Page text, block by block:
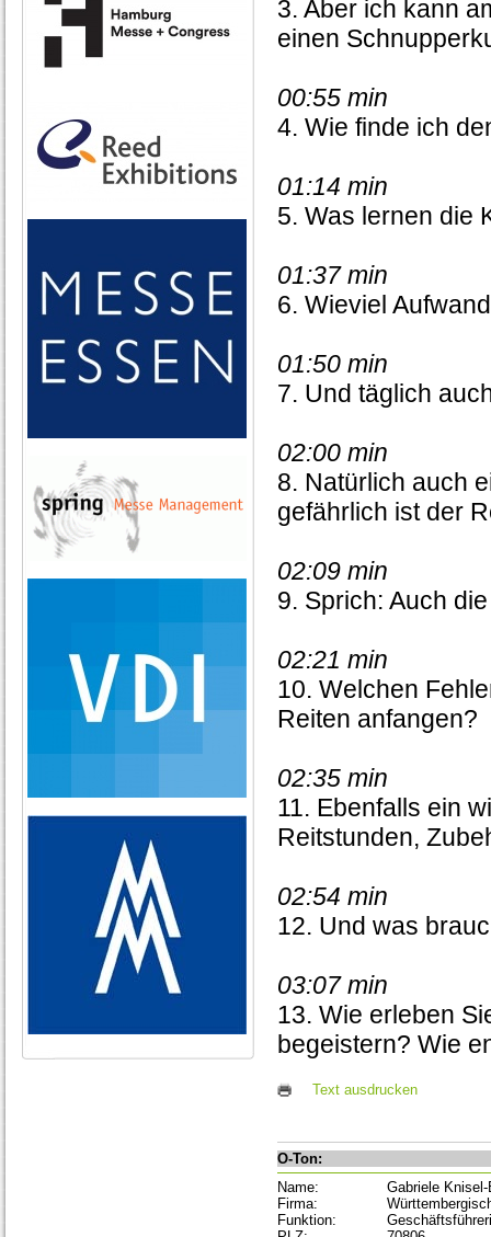
3. Aber ich kann
einen
00:55 min
4. Wie finde ich
01:14 min
5. Was lernen die
01:37 min
6. Wieviel
01:50 min
7. Und täglich
02:00 min
8. Natürlich auch
gefährlich ist der
02:09 min
9. Sprich: Auch
02:21 min
10. Welchen
Reiten anfangen?
02:35 min
11. Ebenfalls ein
Reitstunden,
02:54 min
12. Und was
03:07 min
13. Wie erleben
begeistern? Wie
Text ausdrucken
O-Ton:
Name:
Gabriele Knisel-
Firma:
Funktion: